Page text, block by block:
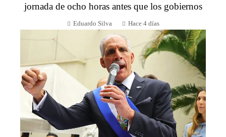
jornada de ocho horas antes que los gobiernos
Eduardo Silva Hace 4 días